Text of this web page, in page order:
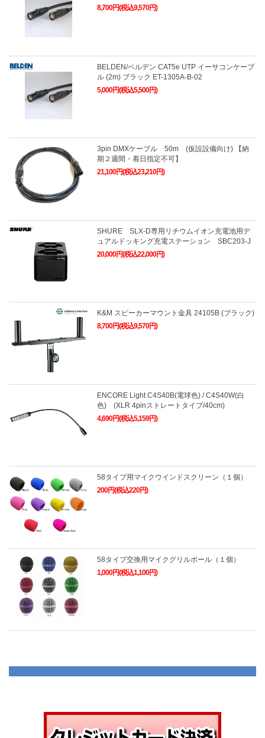
8,700円(税込9,570円)
BELDEN/ベルデン CAT5e UTP イーサコンケーブ
ル (2m) ブラック ET-1305A-B-02
5,000円(税込5,500円)
3pin DMXケーブル 50m (仮設設備向け) 【納
期２週間・着日指定不可】
21,100円(税込23,210円)
SHURE SLX-D専用リチウムイオン充電池用デ
ュアルドッキング充電ステーション SBC203-J
20,000円(税込22,000円)
K&M スピーカーマウント金具 24105B (ブラック)
8,700円(税込9,570円)
ENCORE Light C4S40B(電球色) / C4S40W(白
色) (XLR 4pinストレートタイプ/40cm)
4,690円(税込5,159円)
58タイプ用マイクウインドスクリーン（１個）
200円(税込220円)
58タイプ交換用マイクグリルボール（１個）
1,000円(税込1,100円)